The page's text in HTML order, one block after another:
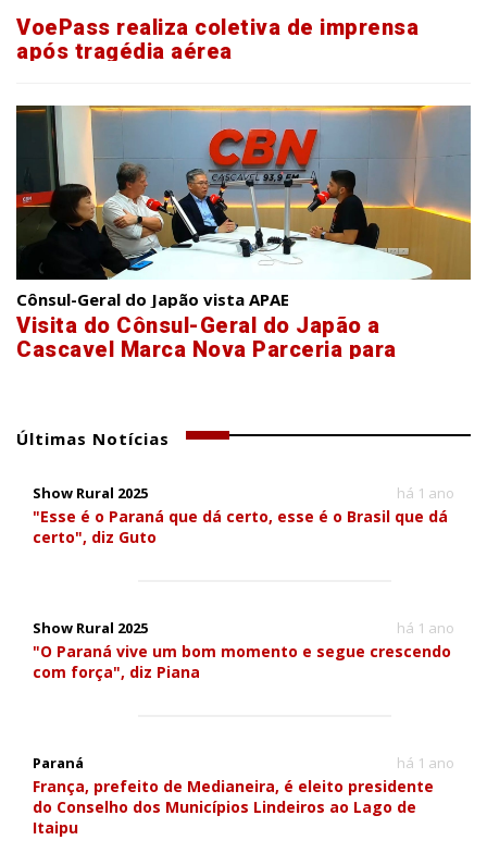
VoePass realiza coletiva de imprensa
após tragédia aérea
Cônsul-Geral do Japão vista APAE
Visita do Cônsul-Geral do Japão a
Cascavel Marca Nova Parceria para
Últimas Notícias
Show Rural 2025 há 1 ano
"Esse é o Paraná que dá certo, esse é o Brasil que dá
certo", diz Guto
Show Rural 2025 há 1 ano
"O Paraná vive um bom momento e segue crescendo
com força", diz Piana
Paraná há 1 ano
França, prefeito de Medianeira, é eleito presidente
do Conselho dos Municípios Lindeiros ao Lago de
Itaipu